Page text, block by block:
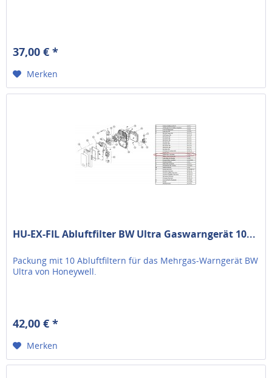
37,00 € *
Merken
HU-EX-FIL Abluftfilter BW Ultra Gaswarngerät 10...
Packung mit 10 Abluftfiltern für das Mehrgas-Warngerät BW
Ultra von Honeywell.
42,00 € *
Merken